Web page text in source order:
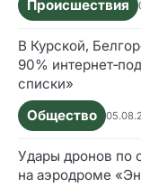
Происшествия
В Курской,
90%
списки»
Общество
Удары дронов по
на аэродроме